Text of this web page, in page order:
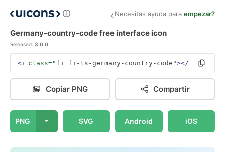
¿Necesitas ayuda para empezar?
Germany-country-code free interface icon
Released: 3.0.0
<i class="fi fi-ts-germany-country-code"></i>
Copiar PNG Compartir
PNG SVG Android iOS